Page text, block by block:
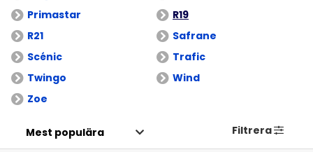
Primastar
R19
R21
Safrane
Scénic
Trafic
Twingo
Wind
Zoe
Filtrera